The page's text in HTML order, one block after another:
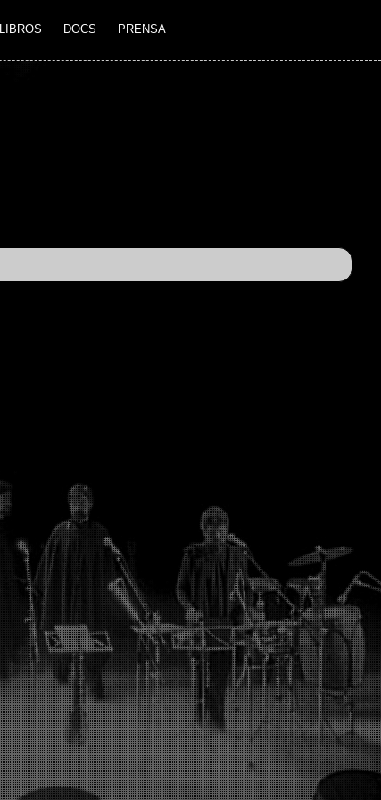
LIBROS DOCS PRENSA